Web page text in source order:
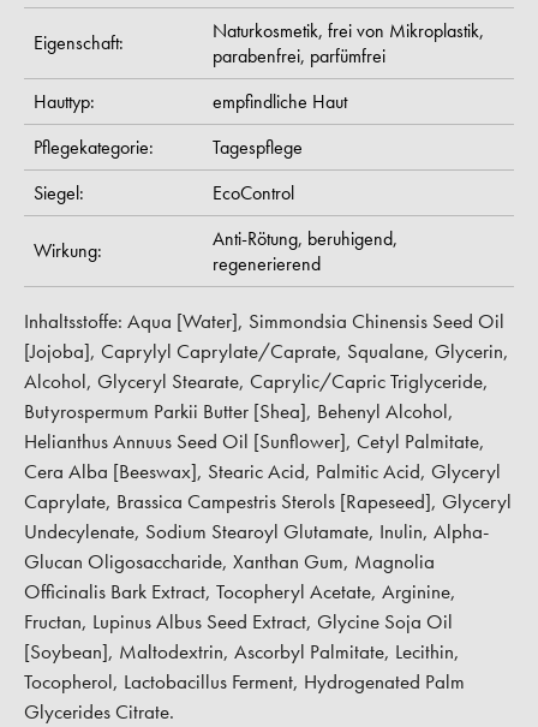
Eigenschaft: Naturkosmetik, frei von Mikroplastik,
parabenfrei, parfümfrei
Hauttyp:
empfindliche Haut
Pflegekategorie:
Tagespflege
Siegel:
EcoControl
Wirkung: Anti-Rötung, beruhigend,
regenerierend
Inhaltsstoffe: Aqua [Water], Simmondsia Chinensis Seed Oil
[Jojoba], Caprylyl Caprylate/Caprate, Squalane, Glycerin,
Alcohol, Glyceryl Stearate, Caprylic/Capric Triglyceride,
Butyrospermum Parkii Butter [Shea], Behenyl Alcohol,
Helianthus Annuus Seed Oil [Sunflower], Cetyl Palmitate,
Cera Alba [Beeswax], Stearic Acid, Palmitic Acid, Glyceryl
Caprylate, Brassica Campestris Sterols [Rapeseed], Glyceryl
Undecylenate, Sodium Stearoyl Glutamate, Inulin, Alpha-
Glucan Oligosaccharide, Xanthan Gum, Magnolia
Officinalis Bark Extract, Tocopheryl Acetate, Arginine,
Fructan, Lupinus Albus Seed Extract, Glycine Soja Oil
[Soybean], Maltodextrin, Ascorbyl Palmitate, Lecithin,
Tocopherol, Lactobacillus Ferment, Hydrogenated Palm
Glycerides Citrate.